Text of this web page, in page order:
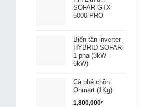
SOFAR GTX
5000-PRO
Biến tần inverter
HYBRID SOFAR
1 pha (3kW –
6kW)
Cà phê chồn
Onmart (1Kg)
1,800,000₫